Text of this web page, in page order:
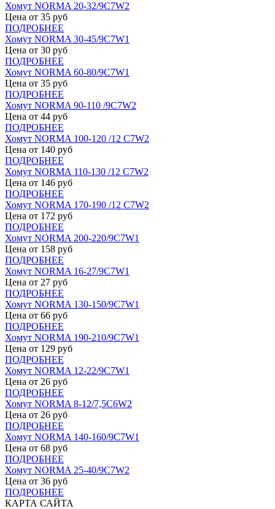
Хомут NORMA 20-32/9С7W2
Цена от 35 руб
ПОДРОБНЕЕ
Хомут NORMA 30-45/9С7W1
Цена от 30 руб
ПОДРОБНЕЕ
Хомут NORMA 60-80/9С7W1
Цена от 35 руб
ПОДРОБНЕЕ
Хомут NORMA 90-110 /9С7W2
Цена от 44 руб
ПОДРОБНЕЕ
Хомут NORMA 100-120 /12 С7W2
Цена от 140 руб
ПОДРОБНЕЕ
Хомут NORMA 110-130 /12 С7W2
Цена от 146 руб
ПОДРОБНЕЕ
Хомут NORMA 170-190 /12 С7W2
Цена от 172 руб
ПОДРОБНЕЕ
Хомут NORMA 200-220/9С7W1
Цена от 158 руб
ПОДРОБНЕЕ
Хомут NORMA 16-27/9С7W1
Цена от 27 руб
ПОДРОБНЕЕ
Хомут NORMA 130-150/9С7W1
Цена от 66 руб
ПОДРОБНЕЕ
Хомут NORMA 190-210/9С7W1
Цена от 129 руб
ПОДРОБНЕЕ
Хомут NORMA 12-22/9С7W1
Цена от 26 руб
ПОДРОБНЕЕ
Хомут NORMA 8-12/7,5С6W2
Цена от 26 руб
ПОДРОБНЕЕ
Хомут NORMA 140-160/9С7W1
Цена от 68 руб
ПОДРОБНЕЕ
Хомут NORMA 25-40/9С7W2
Цена от 36 руб
ПОДРОБНЕЕ
КАРТА САЙТА